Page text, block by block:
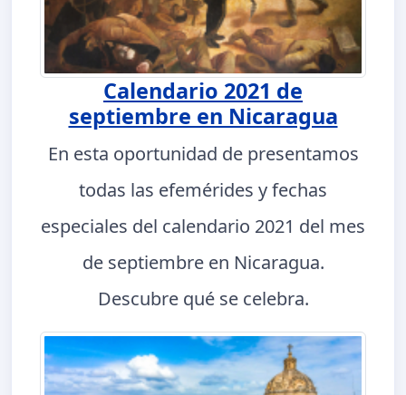
Calendario 2021 de
septiembre en Nicaragua
En esta oportunidad de presentamos
todas las efemérides y fechas
especiales del calendario 2021 del mes
de septiembre en Nicaragua.
Descubre qué se celebra.